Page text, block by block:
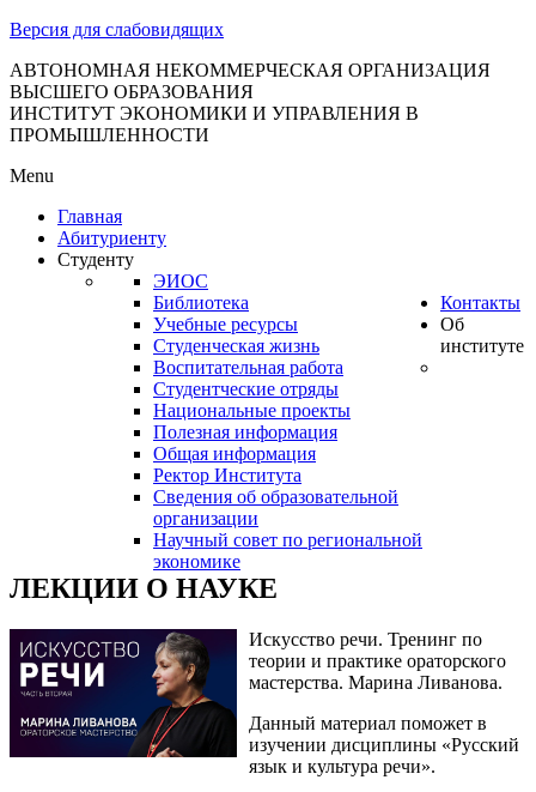
Версия для слабовидящих
АВТОНОМНАЯ НЕКОММЕРЧЕСКАЯ ОРГАНИЗАЦИЯ
ВЫСШЕГО ОБРАЗОВАНИЯ
ИНСТИТУТ ЭКОНОМИКИ И УПРАВЛЕНИЯ В
ПРОМЫШЛЕННОСТИ
Menu
Главная
Абитуриенту
Студенту
ЭИОС
Библиотека
Учебные ресурсы
Студенческая жизнь
Воспитательная работа
Студентческие отряды
Национальные проекты
Полезная информация
Контакты
Об
институте
Общая информация
Ректор Института
Сведения об образовательной
организации
Научный совет по региональной
экономике
ЛЕКЦИИ О НАУКЕ
Искусство речи. Тренинг по
теории и практике ораторского
мастерства. Марина Ливанова.
Данный материал поможет в
изучении дисциплины «Русский
язык и культура речи».